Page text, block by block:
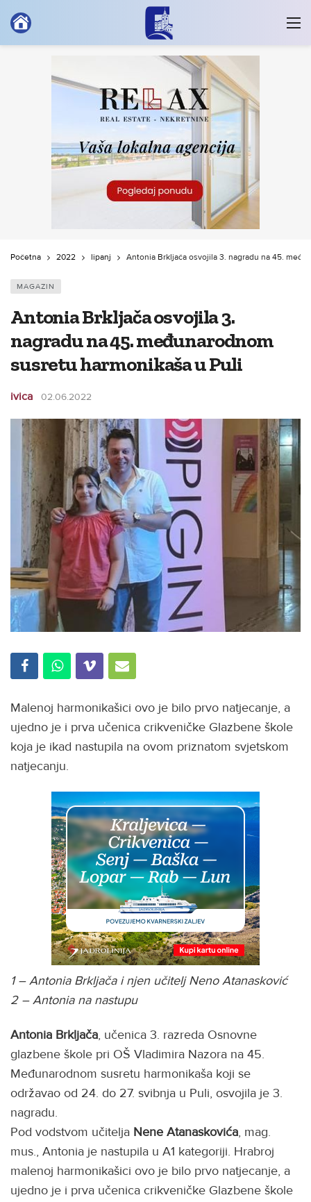
Početna 2022 lipanj Antonia Brkljača osvojila 3. nagradu na 45.
MAGAZIN
Antonia Brkljača osvojila 3.
nagradu na 45. međunarodnom
susretu harmonikaša u Puli
ivica 02.06.2022
Malenoj harmonikašici ovo je bilo prvo natjecanje, a
ujedno je i prva učenica crikveničke Glazbene škole
koja je ikad nastupila na ovom priznatom svjetskom
natjecanju.
1 – Antonia Brkljača i njen učitelj Neno Atanasković
2 – Antonia na nastupu
Antonia Brkljača, učenica 3. razreda Osnovne
glazbene škole pri OŠ Vladimira Nazora na 45.
Međunarodnom susretu harmonikaša koji se
održavao od 24. do 27. svibnja u Puli, osvojila je 3.
nagradu.
Pod vodstvom učitelja Nene Atanaskovića, mag.
mus., Antonia je nastupila u A1 kategoriji. Hrabroj
malenoj harmonikašici ovo je bilo prvo natjecanje, a
ujedno je i prva učenica crikveničke Glazbene škole